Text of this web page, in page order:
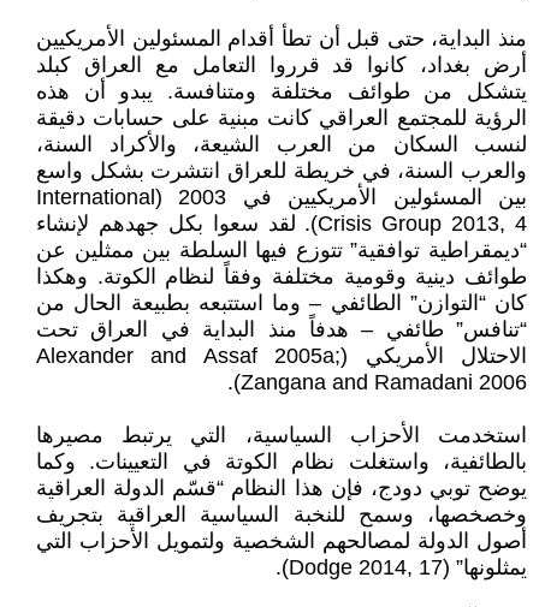
منذ البداية، حتى قبل أن تطأ أقدام المسئولين الأمريكيين
أرض بغداد، كانوا قد قرروا التعامل مع العراق كبلد
يتشكل من طوائف مختلفة ومتنافسة. يبدو أن هذه
الرؤية للمجتمع العراقي كانت مبنية على حسابات دقيقة
لنسب السكان من العرب الشيعة، والأكراد السنة،
والعرب السنة، في خريطة للعراق انتشرت بشكل واسع
بين المسئولين الأمريكيين في 2003 (International
Crisis Group 2013, 4). لقد سعوا بكل جهدهم لإنشاء
“ديمقراطية توافقية” تتوزع فيها السلطة بين ممثلين عن
طوائف دينية وقومية مختلفة وفقاً لنظام الكوتة. وهكذا
كان “التوازن” الطائفي – وما استتبعه بطبيعة الحال من
“تنافس” طائفي – هدفاً منذ البداية في العراق تحت
الاحتلال الأمريكي (Alexander and Assaf 2005a;
Zangana and Ramadani 2006).
استخدمت الأحزاب السياسية، التي يرتبط مصيرها
بالطائفية، واستغلت نظام الكوتة في التعيينات. وكما
يوضح توبي دودج، فإن هذا النظام “قسّم الدولة العراقية
وخصخصها، وسمح للنخبة السياسية العراقية بتجريف
أصول الدولة لمصالحهم الشخصية ولتمويل الأحزاب التي
يمثلونها” (Dodge 2014, 17).